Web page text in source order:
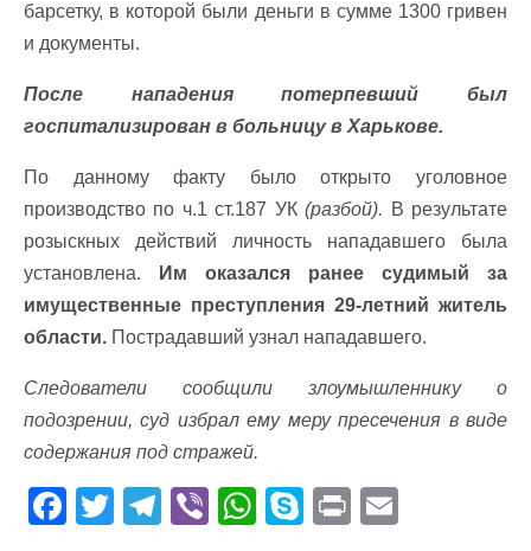
барсетку, в которой были деньги в сумме 1300 гривен
и документы.
После нападения потерпевший был
госпитализирован в больницу в Харькове.
По данному факту было открыто уголовное
производство по ч.1 ст.187 УК(разбой). В результате
розыскных действий личность нападавшего была
установлена.
Им оказался ранее судимый за
имущественные преступления 29-летний житель
области. Пострадавший узнал нападавшего.
Следователи сообщили злоумышленнику о
подозрении, суд избрал ему меру пресечения в виде
содержания под стражей.
F T T Vi W S Pr